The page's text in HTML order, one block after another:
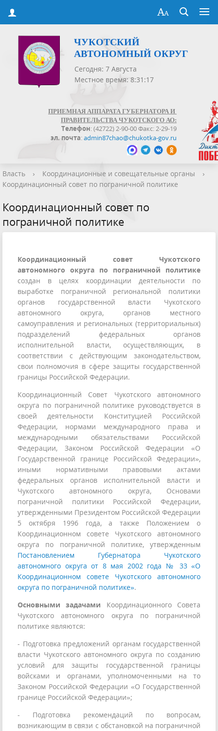
ЧУКОТСКИЙ
АВТОНОМНЫЙ ОКРУГ
Сегодня: 7 Августа
Местное время: 8:31:17
ПРИЕМНАЯ АППАРАТА ГУБЕРНАТОРА И
ПРАВИТЕЛЬСТВА ЧУКОТСКОГО АО:
Телефон: (42722) 2-90-00 Факс: 2-29-19
эл. почта:admin87chao@chukotka-gov.ru
Власть › Координационные и совещательные органы
›
Координационный совет по пограничной политике
Координационный совет по
пограничной политике
Координационный совет Чукотского
автономного округа по пограничной политике
создан в целях координации деятельности по
выработке пограничной региональной политики
органов государственной власти Чукотского
автономного округа, органов местного
самоуправления и региональных (территориальных)
подразделений федеральных органов
исполнительной власти, осуществляющих, в
соответствии с действующим законодательством,
свои полномочия в сфере защиты государственной
границы Российской Федерации.
Координационный Совет Чукотского автономного
округа по пограничной политике руководствуется в
своей деятельности Конституцией Российской
Федерации, нормами международного права и
международными обязательствами Российской
Федерации, Законом Российской Федерации «О
Государственной границе Российской Федерации»,
иными нормативными правовыми актами
федеральных органов исполнительной власти и
Чукотского автономного округа, Основами
пограничной политики Российской Федерации,
утвержденными Президентом Российской Федерации
5 октября 1996 года, а также Положением о
Координационном совете Чукотского автономного
округа по пограничной политике, утвержденным
Постановлением Губернатора Чукотского
автономного округа от 8 мая 2002 года № 33 «О
Координационном совете Чукотского автономного
округа по пограничной политике».
Основными задачами Координационного Совета
Чукотского автономного округа по пограничной
политике являются:
- Подготовка предложений органам государственной
власти Чукотского автономного округа по созданию
условий для защиты государственной границы
войсками и органами, уполномоченными на то
Законом Российской Федерации «О Государственной
границе Российской Федерации»;
- Подготовка рекомендаций по вопросам,
возникающим в связи с обстановкой на пограничной